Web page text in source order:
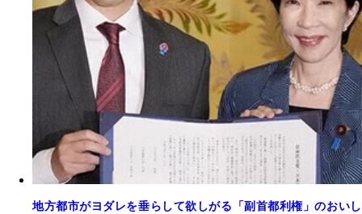
地方都市がヨダレを垂らして欲しがる「副首都利権」のおいし